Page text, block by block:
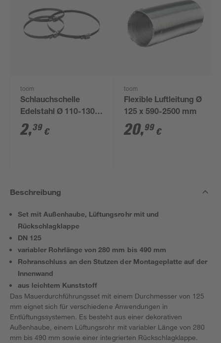
toom
Schlauchschelle
Edelstahl Ø 110-130
mm
2,39 €
toom
Flexible Luftleitung Ø
125 x 590-2500 mm
20,99 €
Beschreibung
Set mit Außenhaube, Lüftungsrohr mit und
Rückschlagklappe
DN 125
variabler Rohrlänge von 280 mm bis 490 mm
Rohranschluss an den Stutzen der Montageplatte auf der
Innenwand
aus leichtem Kunststoff
Das Mauerdurchführungsset mit einem Durchmesser von 125
mm eignet sich für verschiedene Anwendungen in
Entlüftungssystemen. Es besteht aus einer dekorativen
Außenhaube, einem Lüftungsrohr mit variabler Länge von 280
mm bis 490 mm sowie einer integrierten Rückschlagklappe.